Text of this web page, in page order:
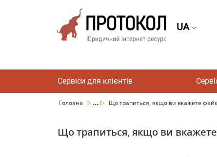
UA
Сервіси для клієнтів
Головна ... Що трапиться, якщо ви вкажете
Що трапиться, якщо ви